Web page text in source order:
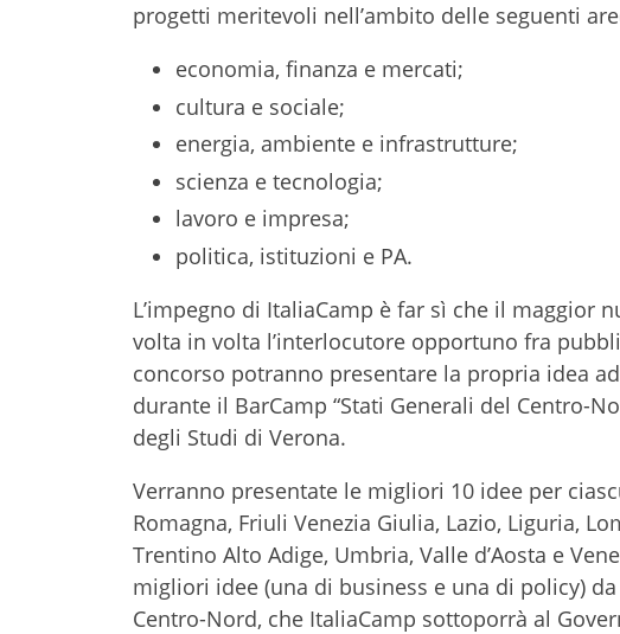
progetti meritevoli nell’ambito delle seguenti
economia, finanza e mercati;
cultura e sociale;
energia, ambiente e infrastrutture;
scienza e tecnologia;
lavoro e impresa;
politica, istituzioni e PA.
L’impegno di ItaliaCamp è far sì che il maggior
volta in volta l’interlocutore opportuno fra
concorso potranno presentare la propria idea
durante il BarCamp “Stati Generali del Centro-
degli Studi di Verona.
Verranno presentate le migliori 10 idee per
Romagna, Friuli Venezia Giulia, Lazio, Liguria,
Trentino Alto Adige, Umbria, Valle d’Aosta e
migliori idee (una di business e una di policy)
Centro-Nord, che ItaliaCamp sottoporrà al